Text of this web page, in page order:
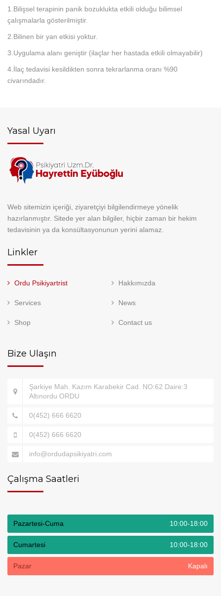
1.Bilişsel terapinin panik bozuklukta etkili olduğu bilimsel
çalışmalarla gösterilmiştir.
2.Bilinen bir yan etkisi yoktur.
3.Uygulama alanı geniştir (ilaçlar her hastada etkili olmayabilir)
4.İlaç tedavisi kesildikten sonra tekrarlanma oranı %90
civarındadır.
Yasal Uyarı
Web sitemizin içeriği, ziyaretçiyi bilgilendirmeye yönelik
hazırlanmıştır. Sitede yer alan bilgiler, hiçbir zaman bir hekim
tedavisinin ya da konsültasyonunun yerini alamaz.
Linkler
Ordu Psikiyartrist Hakkımızda
Services News
Shop Contact us
Bize Ulaşın
Şarkiye Mah. Kazım Karabekir Cad. NO:62 Daire:3
Altınordu ORDU
0(452) 666 6620
0(452) 666 6620
info@ordudapsikiyatri.com
Çalışma Saatleri
Pazartesi-Cuma 10:00-18:00
Cumartesi 10:00-18:00
Pazar Kapalı